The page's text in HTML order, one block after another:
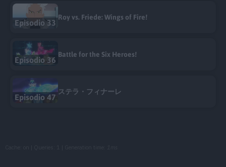
Episodio 33
Roy vs. Friede: Wings of Fire!
Episodio 36
Battle for the Six Heroes!
Episodio 47
ステラ・フィナーレ